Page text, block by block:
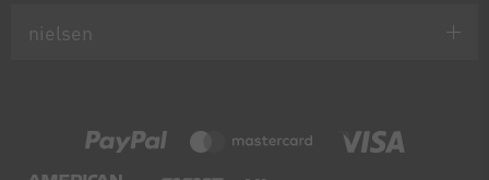
nielsen